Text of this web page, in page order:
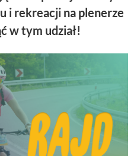
i rekreacji na plenerze
w tym udział!